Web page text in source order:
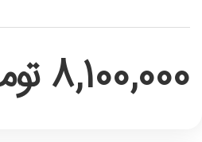
8,100,000 تومان